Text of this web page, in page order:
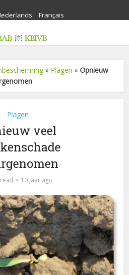
Français
» Plagen »Opnieuw
Plagen
veel
10 jaar ago